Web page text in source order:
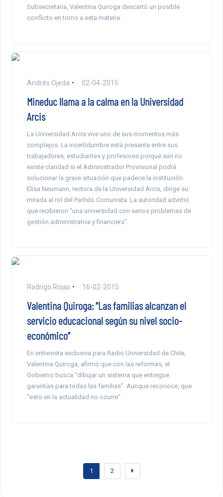
Subsecretaria, Valentina Quiroga descartó un posible
conflicto en torno a esta materia.
Andrés Ojeda 02-04-2015
Mineduc llama a la calma en la Universidad
Arcis
La Universidad Arcis vive uno de sus momentos más
complejos. La incertidumbre está presente entre sus
trabajadores, estudiantes y profesores porque aún no
existe claridad si el Administrador Provisional podrá
solucionar la grave situación que padece la institución.
Elisa Neumann, rectora de la Universidad Arcis, dirige su
mirada al rol del Partido Comunista. La autoridad advirtió
que recibieron “una universidad con serios problemas de
gestión administrativa y financiera”.
Rodrigo Rojas 16-02-2015
Valentina Quiroga: “Las familias alcanzan el
servicio educacional según su nivel socio-
económico”
En entrevista exclusiva para Radio Universidad de Chile,
Valentina Quiroga, afirmó que con las reformas, el
Gobierno busca “dibujar un sistema que entregue
garantías para todas las familias”. Aunque reconoce, que
“esto en la actualidad no ocurre”.
1 2